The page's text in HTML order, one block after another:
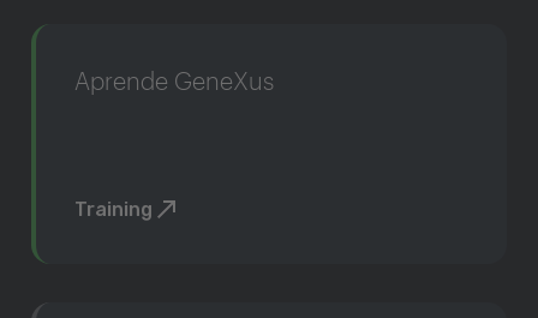
Aprende GeneXus
Training